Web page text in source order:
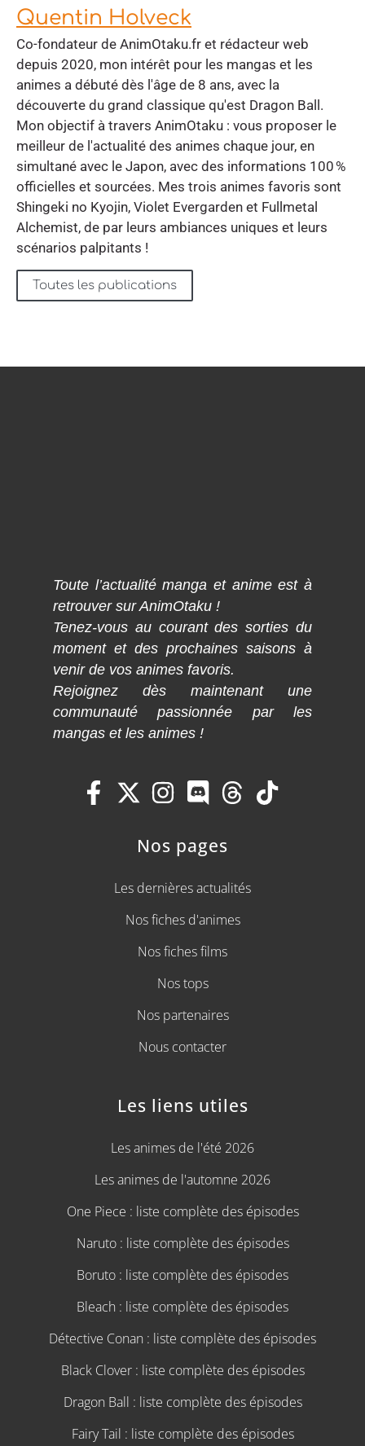
Quentin Holveck
Co-fondateur de AnimOtaku.fr et rédacteur web
depuis 2020, mon intérêt pour les mangas et les
animes a débuté dès l'âge de 8 ans, avec la
découverte du grand classique qu'est Dragon Ball.
Mon objectif à travers AnimOtaku : vous proposer le
meilleur de l'actualité des animes chaque jour, en
simultané avec le Japon, avec des informations 100 %
officielles et sourcées. Mes trois animes favoris sont
Shingeki no Kyojin, Violet Evergarden et Fullmetal
Alchemist, de par leurs ambiances uniques et leurs
scénarios palpitants !
Toutes les publications
Toute l’actualité manga et anime est à
retrouver sur AnimOtaku !
Tenez-vous au courant des sorties du
moment et des prochaines saisons à
venir de vos animes favoris.
Rejoignez dès maintenant une
communauté passionnée par les
mangas et les animes !
Nos pages
Les dernières actualités
Nos fiches d'animes
Nos fiches films
Nos tops
Nos partenaires
Nous contacter
Les liens utiles
Les animes de l'été 2026
Les animes de l'automne 2026
One Piece : liste complète des épisodes
Naruto : liste complète des épisodes
Boruto : liste complète des épisodes
Bleach : liste complète des épisodes
Détective Conan : liste complète des épisodes
Black Clover : liste complète des épisodes
Dragon Ball : liste complète des épisodes
Fairy Tail : liste complète des épisodes